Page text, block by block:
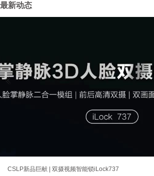
最新动态
CSLP新品巨献 | 双摄视频智能锁iLock737